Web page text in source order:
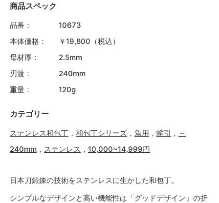
商品スペック
品番：
10673
本体価格：
￥19,800（税込）
母材厚：
2.5mm
刃渡：
240mm
重量：
120g
カテゴリー
ステンレス和包丁 ， 和包丁シリーズ ， 魚用 ， 蛸引 ， ～
240mm ， ステンレス ， 10,000~14,999円
日本刀鍛錬の技術をステンレスに生かした和包丁。
シンプルなデザインと高い機能性は「グッドデザイン」の折